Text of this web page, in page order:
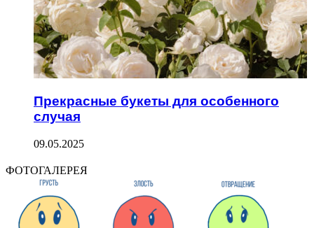
Прекрасные букеты для особенного
случая
09.05.2025
ФОТОГАЛЕРЕЯ